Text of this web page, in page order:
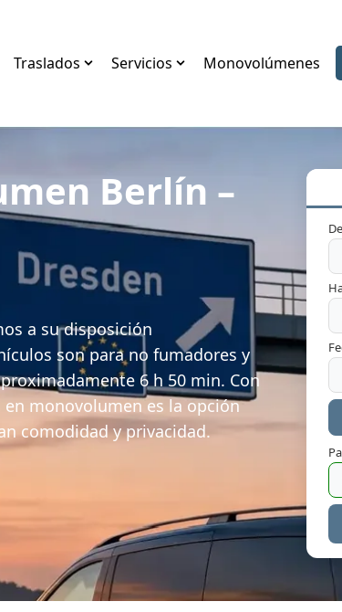
Traslados Servicios Monovolúmenes
Berlín –
a su disposición
son para no fumadores y
6 h 50 min. Con
monovolumen es la opción
comodidad y privacidad.